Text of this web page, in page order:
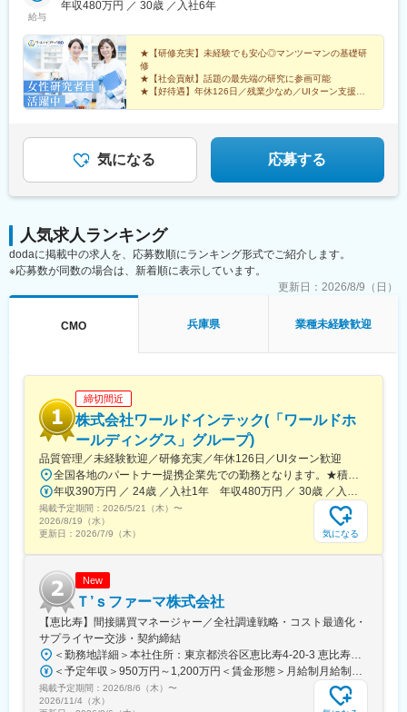
好きな場所で研究をしたい方も、ご希望をお聞かせください！詳
細は選考時にご案内いたします。【配属先企業の一例】中外製薬
株式会社中外製薬工業株式会社株式会社明治堺化学工業株式会社
日本化薬株式会社日東電工株式会社 豊橋事業所ニプロファーマ株
式会社 大舘工場株式会社カネカ株式会社DNPファインケミカル宇
都宮株式会社中外医科学研究所東邦チタニウム株式会社高田製薬
化学EMS株式会社株式会社エネコート 他
給与
年収480万円 ／ 30歳 ／入社6年
★【研修充実】未経験でも安心◎マンツーマンの基礎研
修
★【社会貢献】話題の最先端の研究に参画可能
★【好待遇】年休126日／残業少なめ／UIターン支援充
気になる 応募する
人気求人ランキング
dodaに掲載中の求人を、応募数順にランキング形式でご紹介します。
※応募数が同数の場合は、新着順に表示しています。
更新日： 2026/8/9（日）
CMO 兵庫県 業種未経験歓迎
締切間近
株式会社ワールドインテック(「ワールドホ
ールディングス」グループ)
品質管理／未経験歓迎／研修充実／年休126日／UIターン歓迎
全国各地のパートナー提携企業先での勤務となります。★積極採用中エリア東京・神奈川・千葉・埼玉・大阪・京都・滋賀・兵庫・愛知・三重・福岡※北海道・沖縄県を除く45都府県に多彩なプロジェクトを用意。※勤務地は希望を最大限考慮して決定します。※U・Iターン歓迎！住宅補助あり（月6万7000円まで会社補助）＼NEW！エリア制度導入／全国でスキルを伸ばしたい方も、好きな場所で研究をしたい方も、ご希望をお聞かせください！詳細は選考時にご案内いたします。【配属先企業の一例】中外製薬株式会社中外製薬工業株式会社株式会社明治堺化学工業株式会社日本化薬株式会社日東電工株式会社 豊橋事業所ニプロファーマ株式会社 大舘工場株式会社カネカ株式会社DNPファインケミカル宇都宮株式会社中外医科学研究所東邦チタニウム株式会社高田製薬株式会社株式会社理研ジェネシス株式会社マテリアルゲート三井化学EMS株式会社株式会社エネコート 他
年収390万円 ／ 24歳 ／入社1年 年収480万円 ／ 30歳 ／入社6年
掲載予定期間： 2026/5/21（木） 〜
2026/8/19（水）
更新日： 2026/7/9（木） 気になる
New
Ｔ’ｓファーマ株式会社
【恵比寿】間接購買マネージャー／全社調達戦略・コスト最適化・
サプライヤー交渉・契約締結
＜勤務地詳細＞本社住所：東京都渋谷区恵比寿4-20-3 恵比寿ガーデンプレイスタワー18F勤務地最寄駅：各線／恵比寿駅受動喫煙対策：屋内全面禁煙変更の範囲：会社の定める事業所（リモートワーク含む）
＜予定年収＞950万円～1,200万円＜賃金形態＞月給制月給制。ご経験等により変動あり、当社既定により決定。＜賃金内訳＞月額（基本給）：688,000円～869,000円＜月給＞688,000円～869,000円＜昇給有無＞有＜残業手当＞有＜給与補足＞ご経験等により変動あり、当社既定により決定。業績賞与年1回、昇給年1回。賃金はあくまでも目安の金額であり、選考を通じて上下する可能性があります。月給(月額)は固定手当を含めた表記です。
掲載予定期間： 2026/8/6（木） 〜
2026/11/4（水）